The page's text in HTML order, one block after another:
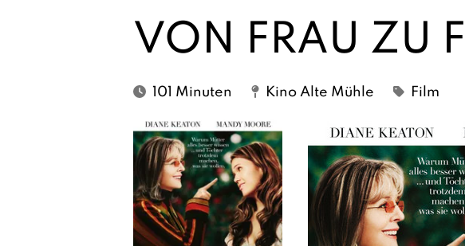
VON FRAU ZU
101 Minuten Kino Alte Mühle Film